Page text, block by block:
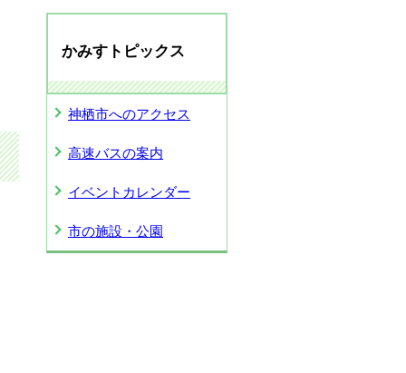
かみすトピックス
神栖市へのアクセス
高速バスの案内
イベントカレンダー
市の施設・公園